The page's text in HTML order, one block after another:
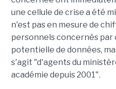
une cellule de crise a été
n'est pas en mesure de
personnels concernés
potentielle de données,
s'agit "d'agents du
académie depuis 2001".